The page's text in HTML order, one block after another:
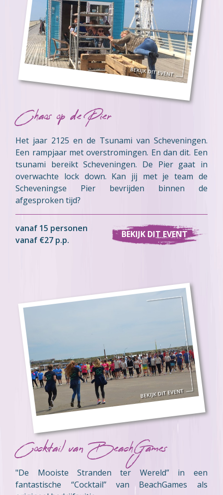
Chaos op de Pier
Het jaar 2125 en de Tsunami van Scheveningen.
Een rampjaar met overstromingen. En dan dit. Een
tsunami bereikt Scheveningen. De Pier gaat in
overwachte lock down. Kan jij met je team de
Scheveningse Pier bevrijden binnen de
afgesproken tijd?
vanaf 15 personen
vanaf €27 p.p.
BEKIJK DIT EVENT
Cocktail van BeachGames
"De Mooiste Stranden ter Wereld” in een
fantastische “Cocktail” van BeachGames als